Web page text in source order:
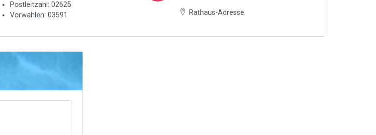
Postleitzahl: 02625
Vorwahlen: 03591
Rathaus-Adresse